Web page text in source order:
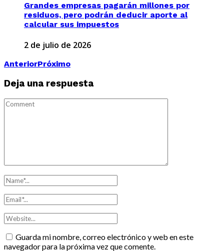
Grandes empresas pagarán millones por
residuos, pero podrán deducir aporte al
calcular sus impuestos
2 de julio de 2026
AnteriorPróximo
Deja una respuesta
Guarda mi nombre, correo electrónico y web en este
navegador para la próxima vez que comente.